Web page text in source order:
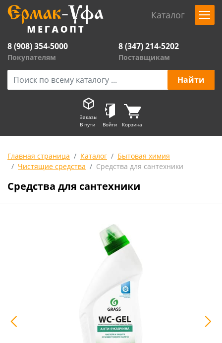
Каталог
8 (908) 354-5000
Покупателям
8 (347) 214-5202
Поставщикам
Заказы
В пути
Войти Корзина
Главная страница Каталог
Бытовая химия
Чистящие средства
Средства для сантехники
Средства для сантехники